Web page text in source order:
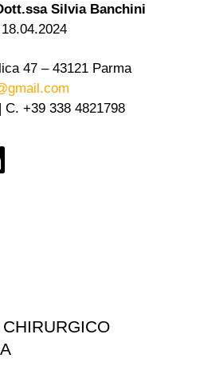
Silvia Banchini
47 – 43121 Parma
C. +39 338 4821798